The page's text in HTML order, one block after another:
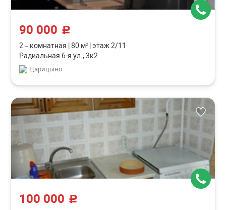
90 000 c
2 – комнатная 80 м² этаж 2/11
Радиальная 6-я ул., 3к2
Царицыно
100 000 c